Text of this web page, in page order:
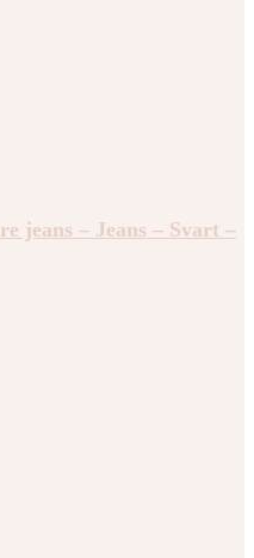
jeans – Jeans – Svart –